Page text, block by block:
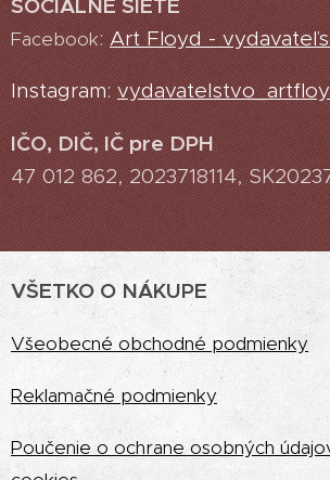
Facebook: Art Floyd -
Instagram:
IČO, DIČ, IČ pre DPH
47 012 862, 2023718114,
VŠETKO O NÁKUPE
Všeobecné obchodné podmienky
Reklamačné podmienky
Poučenie o ochrane osobných